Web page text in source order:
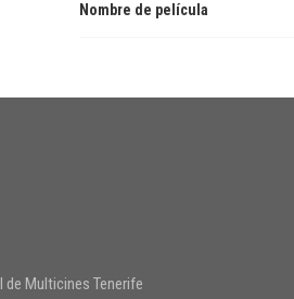
Nombre de película
Multicines Tenerife